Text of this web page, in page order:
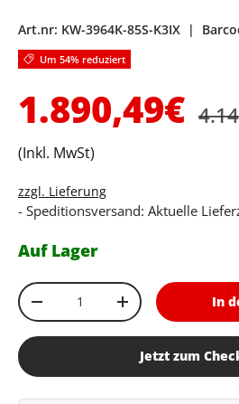
Art.nr: KW-3964K-85S-K3IX |
Um 54% reduziert
1.890,49€
(Inkl. MwSt)
zzgl. Lieferung
- Speditionsversand: Aktuelle
Auf Lager
Anzahl
Menge verringernMenge erhöhen
In
Jetzt zum